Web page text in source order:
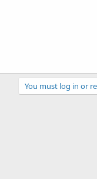
You must log in or